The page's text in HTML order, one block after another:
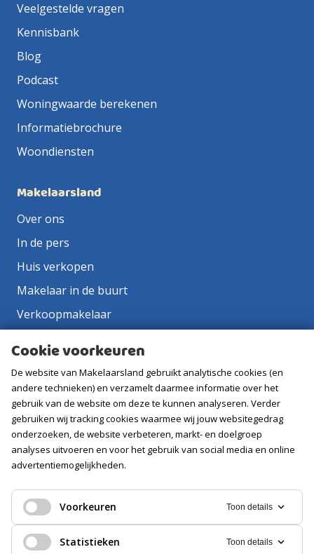
Veelgestelde vragen
Kennisbank
Blog
Podcast
Woningwaarde berekenen
Informatiebrochure
Woondiensten
Makelaarsland
Over ons
In de pers
Huis verkopen
Makelaar in de buurt
Verkoopmakelaar
Vacatures
Volg ons
Cookie voorkeuren
De website van Makelaarsland gebruikt analytische cookies (en
andere technieken) en verzamelt daarmee informatie over het
gebruik van de website om deze te kunnen analyseren. Verder
gebruiken wij tracking cookies waarmee wij jouw websitegedrag
onderzoeken, de website verbeteren, markt- en doelgroep
analyses uitvoeren en voor het gebruik van social media en online
advertentiemogelijkheden.
Voorkeuren Toon details
Statistieken Toon details